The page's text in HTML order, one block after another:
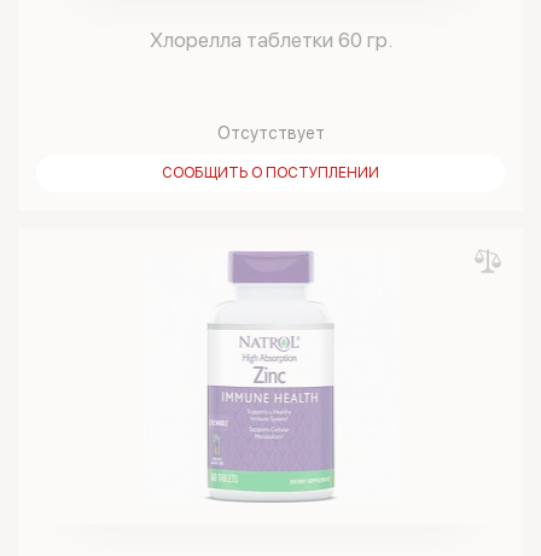
Хлорелла таблетки 60 гр.
Отсутствует
СООБЩИТЬ О ПОСТУПЛЕНИИ